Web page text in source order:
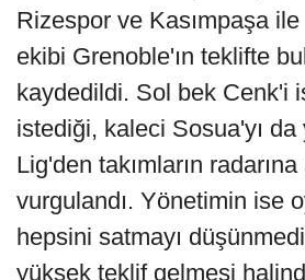
Rizespor ve Kasımpaşa
ekibi Grenoble'ın teklifte
kaydedildi. Sol bek Cenk'i
istediği, kaleci Sosua'yı
Lig'den takımların radarına
vurgulandı. Yönetimin ise
hepsini satmayı
yüksek teklif gelmesi